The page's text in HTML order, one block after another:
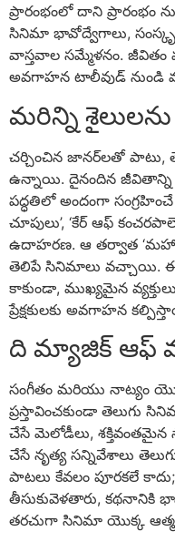
ప్రారంభంలో దాని ప్రారంభం
సినిమా భావోద్వేగాలు,
వాస్తవాల సమ్మేళనం.
అవగాహన టాలీవుడ్ నుండి
మరిన్ని
చర్చించిన జానర్‌లతో పాటు,
ఉన్నాయి. దైనందిన
పద్ధతిలో అందంగా
చూపులు’, ‘కేర్‌ ఆఫ్‌
ఉదాహరణ. ఆ తర్వాత
తెలిపే సినిమాలు వచ్చాయి.
కాకుండా, ముఖ్యమైన
ప్రేక్షకులకు అవగాహన
ది మ్యాజిక్ ఆఫ్
సంగీతం మరియు నాట్యం
ప్రస్తావించకుండా తెలుగు
చేసే మెలోడీలు, శక్తివంతమైన
చేసే నృత్య సన్నివేశాలు
పాటలు కేవలం పూరకలే
తీసుకువెళతారు, కథనానికి
తరచుగా సినిమా యొక్క